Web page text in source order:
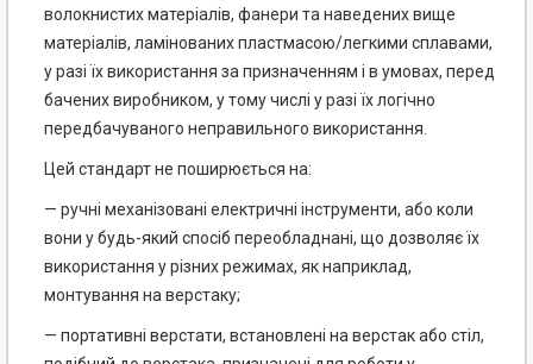
волокнистих матеріалів, фанери та наведених вище
матеріалів, ламінованих пластмасою/легкими сплавами,
у разі їх використання за призначенням і в умовах, перед
бачених виробником, у тому числі у разі їх логічно
передбачуваного неправильного використання.
Цей стандарт не поширюється на:
— ручні механізовані електричні інструменти, або коли
вони у будь-який спосіб переобладнані, що дозволяє їх
використання у різних режимах, як наприклад,
монтування на верстаку;
— портативні верстати, встановлені на верстак або стіл,